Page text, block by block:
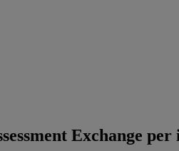
Exchange